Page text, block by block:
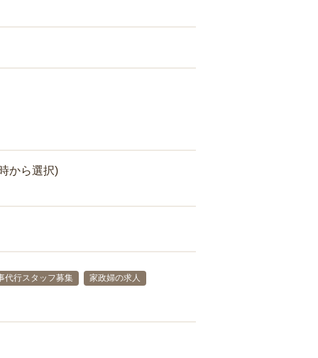
から選択)
代行スタッフ募集
家政婦の求人